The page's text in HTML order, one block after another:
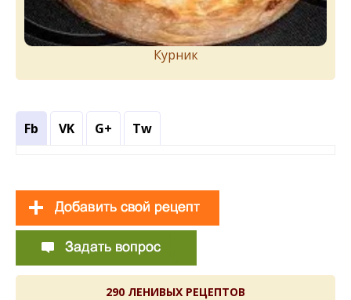
Курник
Fb VK G+ Tw
290 ЛЕНИВЫХ РЕЦЕПТОВ